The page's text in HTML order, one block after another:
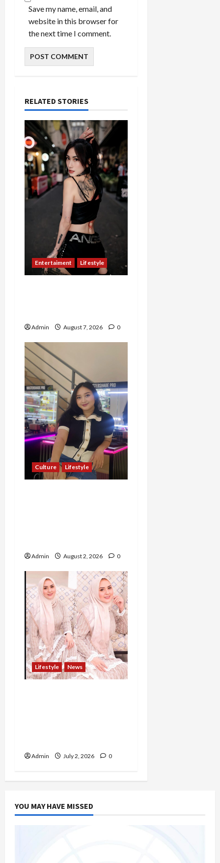
Save my name, email, and
website in this browser for
the next time I comment.
RELATED STORIES
Entertaiment Lifestyle
Admin August 7, 2026 0
Culture Lifestyle
Admin August 2, 2026 0
Lifestyle News
Admin July 2, 2026 0
YOU MAY HAVE MISSED